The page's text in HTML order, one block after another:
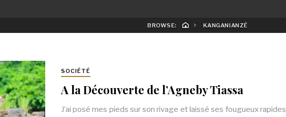
BROWSE: KANGANIANZÉ
SOCIÉTÉ
A la Découverte de l’Agneby Tiassa
J’ai posé mes pieds sur son rivage et laissé ses fougueux rapides